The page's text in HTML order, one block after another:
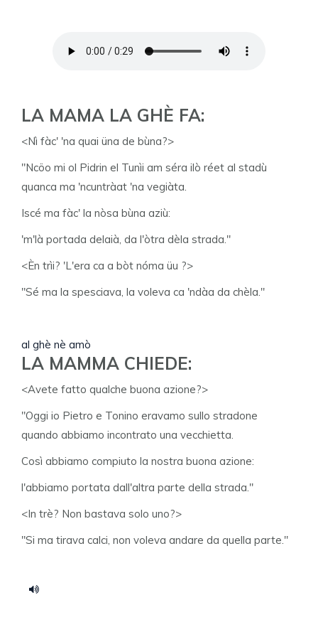
LA MAMA LA GHÈ FA:
<Nì fàc' 'na quai üna de bùna?>
"Ncöo mi ol Pidrin el Tunìi am séra ilò réet al stadù
quanca ma 'ncuntràat 'na vegiàta.
Iscé ma fàc' la nòsa bùna aziù:
'm'là portada delaià, da l'òtra dèla strada."
<Èn trìi? 'L'era ca a bòt nóma üu ?>
"Sé ma la spesciava, la voleva ca 'ndàa da chèla."
al ghè nè amò
LA MAMMA CHIEDE:
<Avete fatto qualche buona azione?>
"Oggi io Pietro e Tonino eravamo sullo stradone
quando abbiamo incontrato una vecchietta.
Così abbiamo compiuto la nostra buona azione:
l'abbiamo portata dall'altra parte della strada."
<In trè? Non bastava solo uno?>
"Si ma tirava calci, non voleva andare da quella parte."